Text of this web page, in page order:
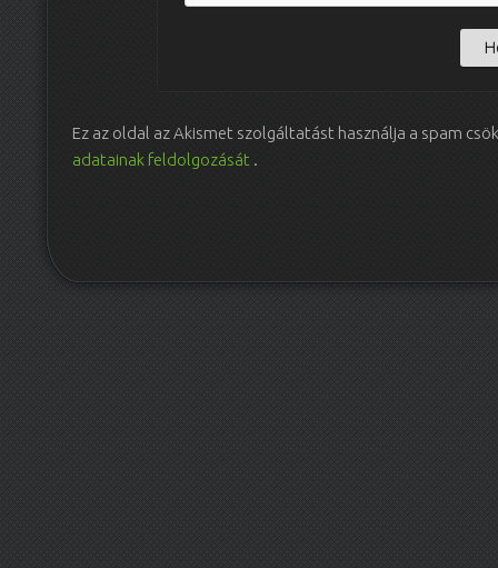
Ez az oldal az Akismet szolgáltatást használja a spam
adatainak feldolgozását .